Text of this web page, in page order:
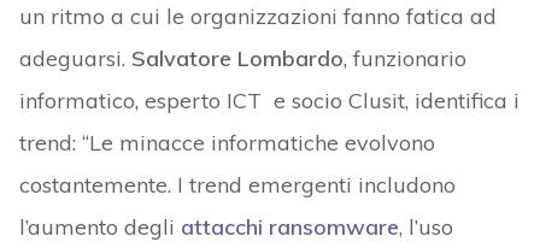
un ritmo a cui le organizzazioni fanno fatica ad
adeguarsi. Salvatore Lombardo, funzionario
informatico, esperto ICT e socio Clusit, identifica i
trend: “Le minacce informatiche evolvono
costantemente. I trend emergenti includono
l’aumento degli attacchi ransomware, l’uso